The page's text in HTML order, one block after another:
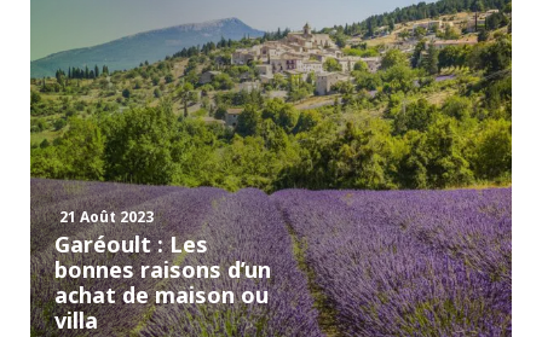
21 Août 2023
Garéoult : Les
bonnes raisons d’un
achat de maison ou
villa